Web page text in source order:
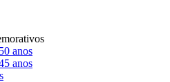
anos
anos